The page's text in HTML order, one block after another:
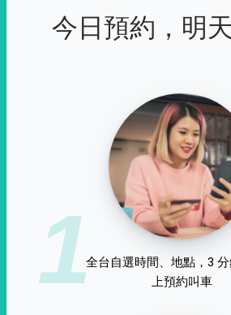
今日預約，明
1全台自選時間、地點，3
上預約叫車